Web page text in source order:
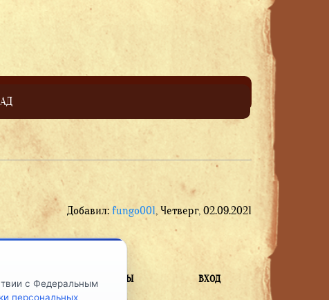
Добавил: fungo001, Четверг, 02.09.2021
КОНТАКТЫ ВХОД
с Федеральным
персональных